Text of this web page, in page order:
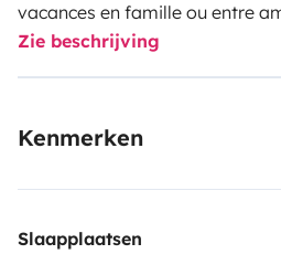
vacances en famille ou entre
pour des petites sorties
puissance moyenne (110Km
paysages.Couchages : 1 lit
équipée.
Consommation (10 à
Zie beschrijving
Kenmerken
Slaapplaatsen